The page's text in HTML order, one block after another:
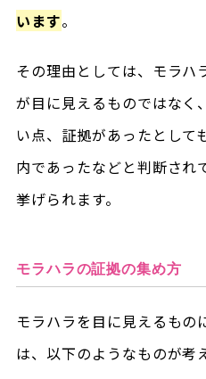
います。
その理由としては、モラハ
が目に見えるものではなく
い点、証拠があったとして
内であったなどと判断され
挙げられます。
モラハラの証拠の集め方
モラハラを目に見えるもの
は、以下のようなものが考